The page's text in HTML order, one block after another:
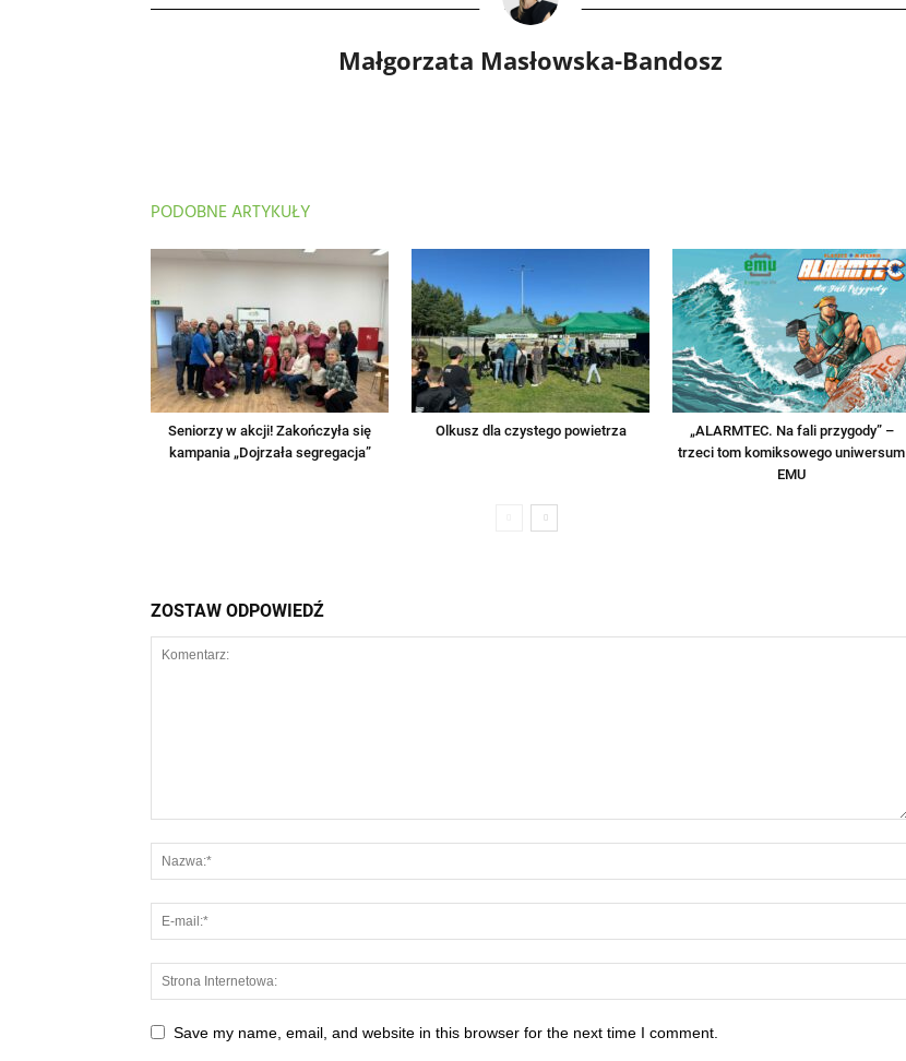
Małgorzata Masłowska-Bandosz
PODOBNE ARTYKUŁY
Seniorzy w akcji! Zakończyła się
kampania „Dojrzała segregacja”
Olkusz dla czystego powietrza
„ALARMTEC. Na fali przygody” –
trzeci tom komiksowego uniwersum
EMU
ZOSTAW ODPOWIEDŹ
Save my name, email, and website in this browser for the next time I comment.